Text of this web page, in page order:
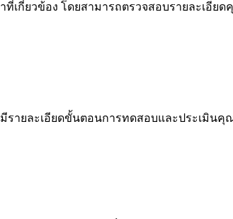
กี่ยวข้อง โดยสามารถตรวจสอบรายละเอีย
ายละเอียดขั้นตอนการทดสอบและประเมิน